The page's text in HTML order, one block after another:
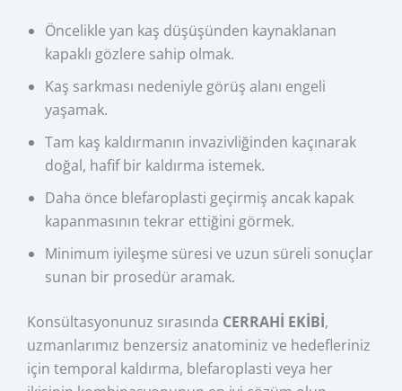
Öncelikle yan kaş düşüşünden kaynaklanan
kapaklı gözlere sahip olmak.
Kaş sarkması nedeniyle görüş alanı engeli
yaşamak.
Tam kaş kaldırmanın invazivliğinden kaçınarak
doğal, hafif bir kaldırma istemek.
Daha önce blefaroplasti geçirmiş ancak kapak
kapanmasının tekrar ettiğini görmek.
Minimum iyileşme süresi ve uzun süreli sonuçlar
sunan bir prosedür aramak.
Konsültasyonunuz sırasında CERRAHİ EKİBİ,
uzmanlarımız benzersiz anatominiz ve hedefleriniz
için temporal kaldırma, blefaroplasti veya her